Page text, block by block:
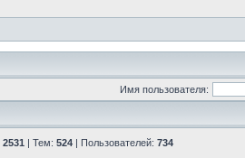
Имя пользователя:
2531 | Тем: 524 | Пользователей: 734